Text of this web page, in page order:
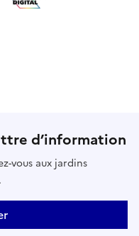
d’information
vous aux jardins